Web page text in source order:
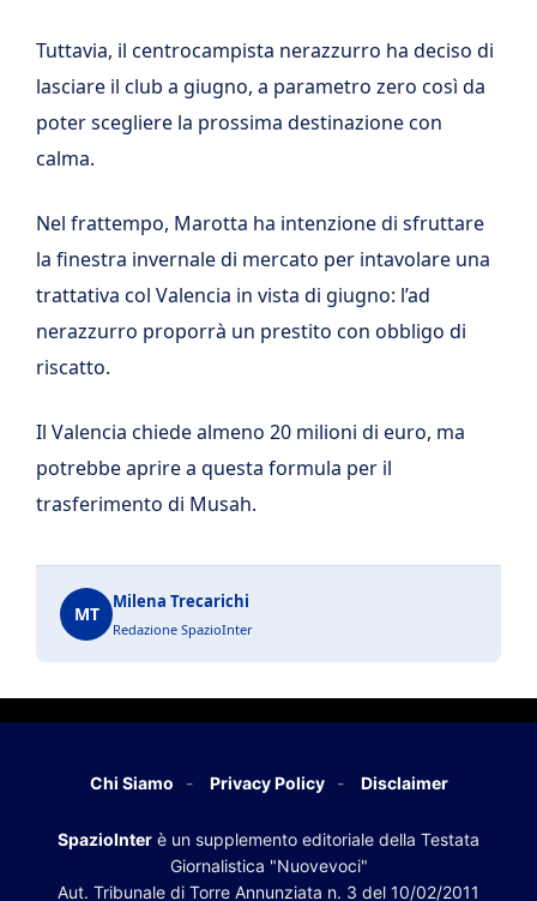
Tuttavia, il centrocampista nerazzurro ha deciso di
lasciare il club a giugno, a parametro zero così da
poter scegliere la prossima destinazione con
calma.
Nel frattempo, Marotta ha intenzione di sfruttare
la finestra invernale di mercato per intavolare una
trattativa col Valencia in vista di giugno: l’ad
nerazzurro proporrà un prestito con obbligo di
riscatto.
Il Valencia chiede almeno 20 milioni di euro, ma
potrebbe aprire a questa formula per il
trasferimento di Musah.
MT
Milena Trecarichi
Redazione SpazioInter
Chi Siamo Privacy Policy Disclaimer
SpazioInter è un supplemento editoriale della Testata
Giornalistica "Nuovevoci"
Aut. Tribunale di Torre Annunziata n. 3 del 10/02/2011